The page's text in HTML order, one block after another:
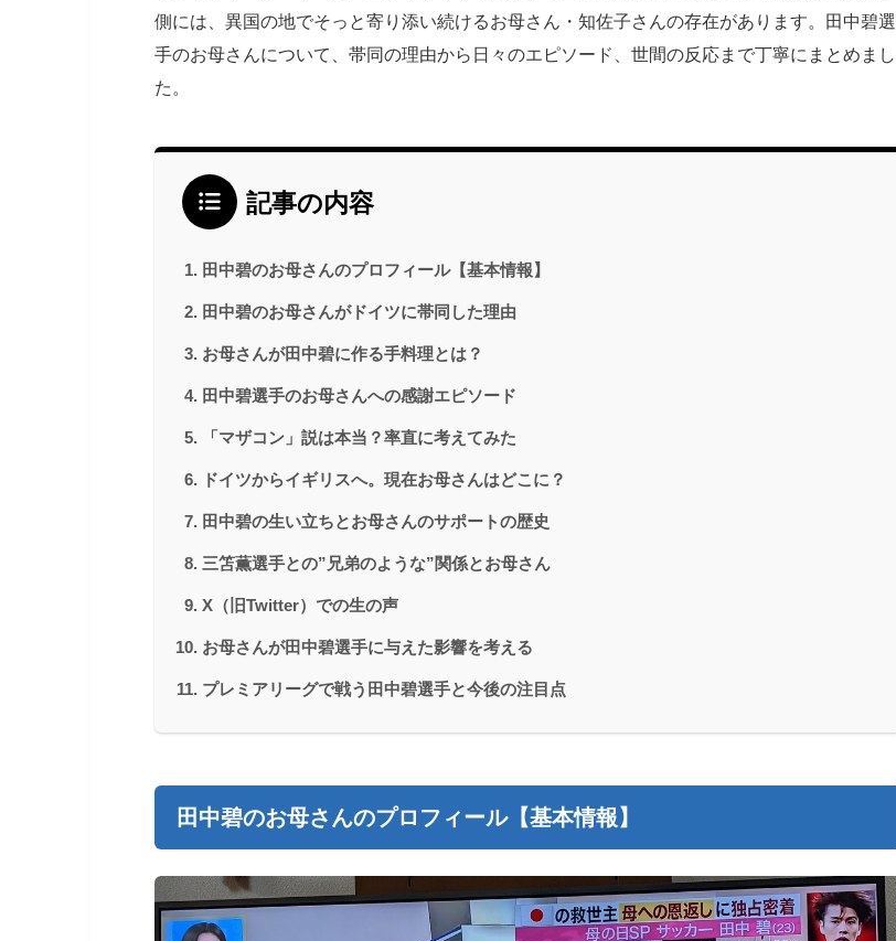
側には、異国の地でそっと寄り添い続けるお母さん・知佐子さんの存在があります。田中碧選
手のお母さんについて、帯同の理由から日々のエピソード、世間の反応まで丁寧にまとめまし
た。
記事の内容
田中碧のお母さんのプロフィール【基本情報】
田中碧のお母さんがドイツに帯同した理由
お母さんが田中碧に作る手料理とは？
田中碧選手のお母さんへの感謝エピソード
「マザコン」説は本当？率直に考えてみた
ドイツからイギリスへ。現在お母さんはどこに？
田中碧の生い立ちとお母さんのサポートの歴史
三笘薫選手との”兄弟のような”関係とお母さん
X（旧Twitter）での生の声
お母さんが田中碧選手に与えた影響を考える
プレミアリーグで戦う田中碧選手と今後の注目点
田中碧のお母さんのプロフィール【基本情報】